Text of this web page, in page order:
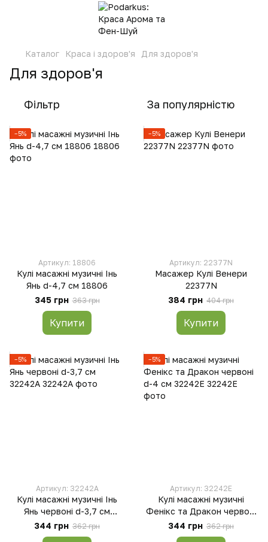
Каталог Краса і здоров'я Для здоров'я
Для здоров'я
Фільтр За популярністю
−5%
Артикул: 18806
Кулі масажні музичні Інь
Янь d-4,7 см 18806
345 грн 363 грн
Купити
−5%
Артикул: 22377N
Масажер Кулі Венери
22377N
384 грн 404 грн
Купити
−5%
Артикул: 32242A
Кулі масажні музичні Інь
Янь червоні d-3,7 см
32242A
344 грн 362 грн
−5%
Артикул: 32242E
Кулі масажні музичні
Фенікс та Дракон червоні
d-4 см 32242E
344 грн 362 грн